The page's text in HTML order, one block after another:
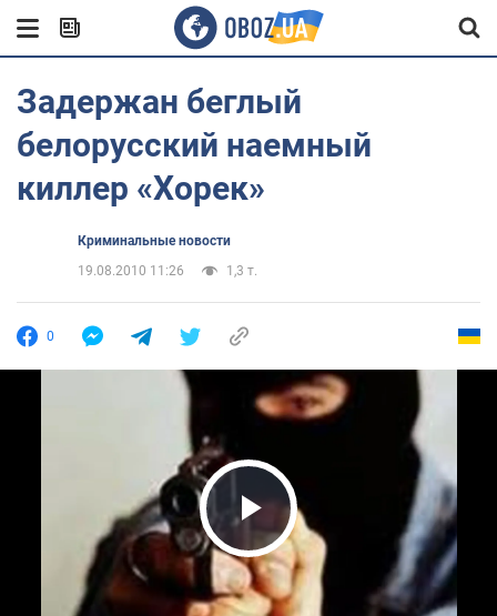
Задержан беглый
белорусский наемный
киллер «Хорек»
Криминальные новости
19.08.2010 11:26
1,3 т.
0
Play Video